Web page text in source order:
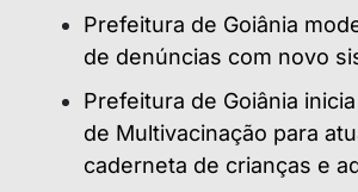
Prefeitura de Goiânia
de denúncias com novo
Prefeitura de Goiânia
de Multivacinação para
caderneta de crianças e